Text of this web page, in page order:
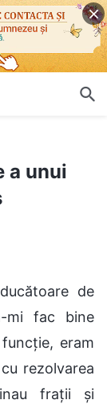
a unui
de
mi fac bine
eram
rezolvarea
frații și